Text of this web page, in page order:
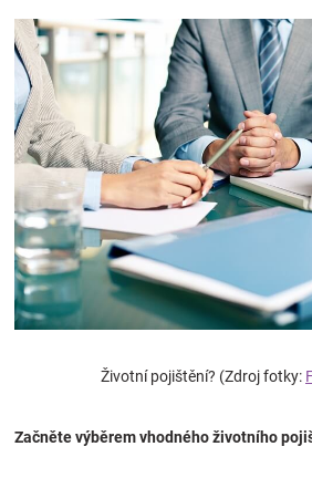
zábava
pro
děti
Těhotenské
oblečení
Životní pojištění? (Zdroj fotky:
Začněte výběrem vhodného životního